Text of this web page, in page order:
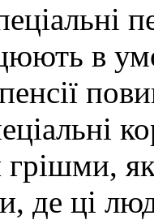
в
де ці